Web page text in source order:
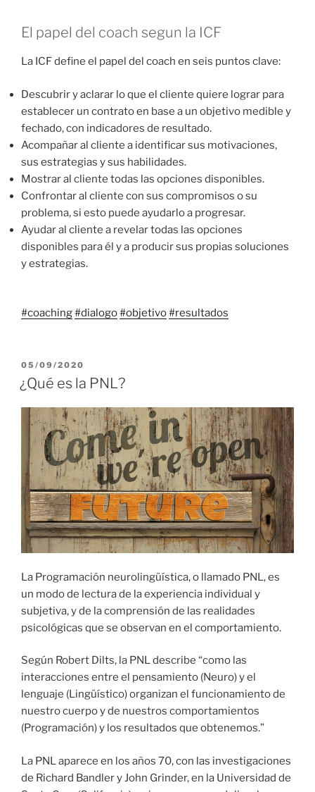
El papel del coach segun la ICF
La ICF define el papel del coach en seis puntos clave:
Descubrir y aclarar lo que el cliente quiere lograr para
establecer un contrato en base a un objetivo medible y
fechado, con indicadores de resultado.
Acompañar al cliente a identificar sus motivaciones,
sus estrategias y sus habilidades.
Mostrar al cliente todas las opciones disponibles.
Confrontar al cliente con sus compromisos o su
problema, si esto puede ayudarlo a progresar.
Ayudar al cliente a revelar todas las opciones
disponibles para él y a producir sus propias soluciones
y estrategias.
#coaching#dialogo#objetivo#resultados
PUBLICADO
EL
05/09/2020
¿Qué es la PNL?
La Programación neurolingüística, o llamado PNL, es
un modo de lectura de la experiencia individual y
subjetiva, y de la comprensión de las realidades
psicológicas que se observan en el comportamiento.
Según Robert Dilts, la PNL describe “como las
interacciones entre el pensamiento (Neuro) y el
lenguaje (Lingüístico) organizan el funcionamiento de
nuestro cuerpo y de nuestros comportamientos
(Programación) y los resultados que obtenemos.”
La PNL aparece en los años 70, con las investigaciones
de Richard Bandler y John Grinder, en la Universidad de